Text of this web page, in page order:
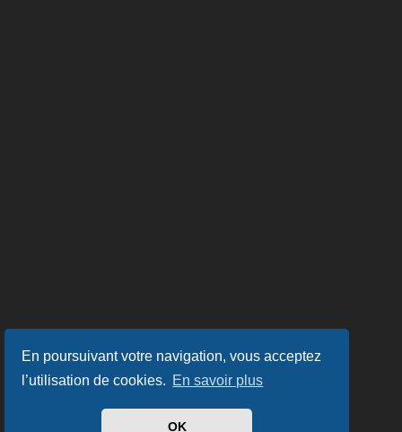
En poursuivant votre navigation, vous acceptez
l’utilisation de cookies. En savoir plus
OK